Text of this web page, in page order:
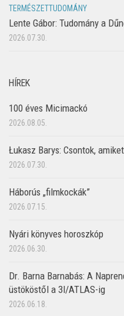
TERMÉSZETTUDOMÁNY
Lente Gábor: Tudomány a
2026.07.30.
HÍREK
100 éves Micimackó
2026.08.05.
Łukasz Barys: Csontok,
2026.07.30.
Háborús „filmkockák”
2026.07.15.
Nyári könyves horoszkóp
2026.06.30.
Dr. Barna Barnabás: A
üstököstől a 3I/ATLAS-ig
2026.06.18.